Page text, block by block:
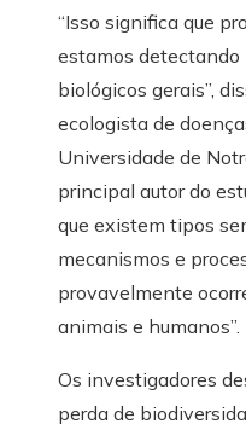
“Isso significa que
estamos detectando
biológicos gerais”,
ecologista de
Universidade de
principal autor do
que existem tipos
mecanismos e
provavelmente
animais e humanos”.
Os investigadores
perda de